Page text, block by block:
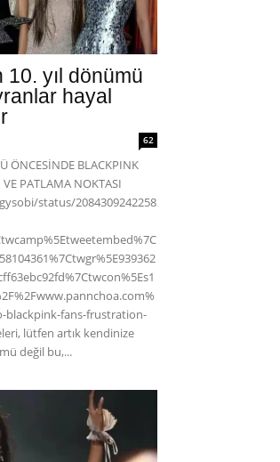
10. yıl dönümü
hayal
62
ÖNCESİNDE BLACKPINK
PATLAMA NOKTASI
status/2084309242258
blackpink-fans-frustration-
lütfen artık kendinize
değil bu,...